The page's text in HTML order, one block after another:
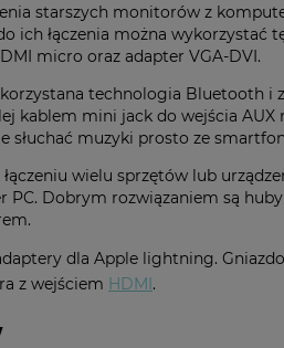
starszych monitorów z
ich łączenia można wykorzystać
micro oraz adapter VGA-DVI.
technologia Bluetooth i
kablem mini jack do wejścia
słuchać muzyki prosto ze
wielu sprzętów lub
Dobrym rozwiązaniem są
dla Apple lightning.
z wejściem HDMI.